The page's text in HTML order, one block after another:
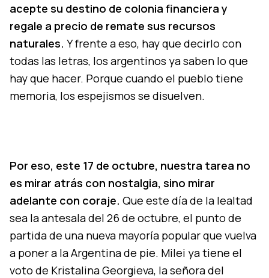
acepte su destino de colonia financiera y
regale a precio de remate sus recursos
naturales. Y frente a eso, hay que decirlo con
todas las letras, los argentinos ya saben lo que
hay que hacer. Porque cuando el pueblo tiene
memoria, los espejismos se disuelven.
Por eso, este 17 de octubre, nuestra tarea no
es mirar atrás con nostalgia, sino mirar
adelante con coraje. Que este día de la lealtad
sea la antesala del 26 de octubre, el punto de
partida de una nueva mayoría popular que vuelva
a poner a la Argentina de pie. Milei ya tiene el
voto de Kristalina Georgieva, la señora del